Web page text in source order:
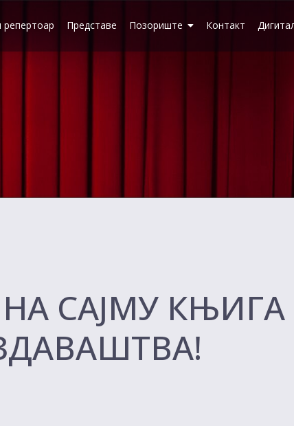
репертоар Представе Позориште Контакт
НА САЈМУ